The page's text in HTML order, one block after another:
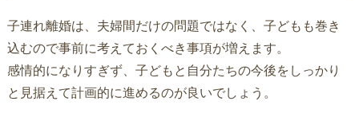
子連れ離婚は、夫婦間だけの問題ではなく、子どもも巻き
込むので事前に考えておくべき事項が増えます。
感情的になりすぎず、子どもと自分たちの今後をしっかり
と見据えて計画的に進めるのが良いでしょう。